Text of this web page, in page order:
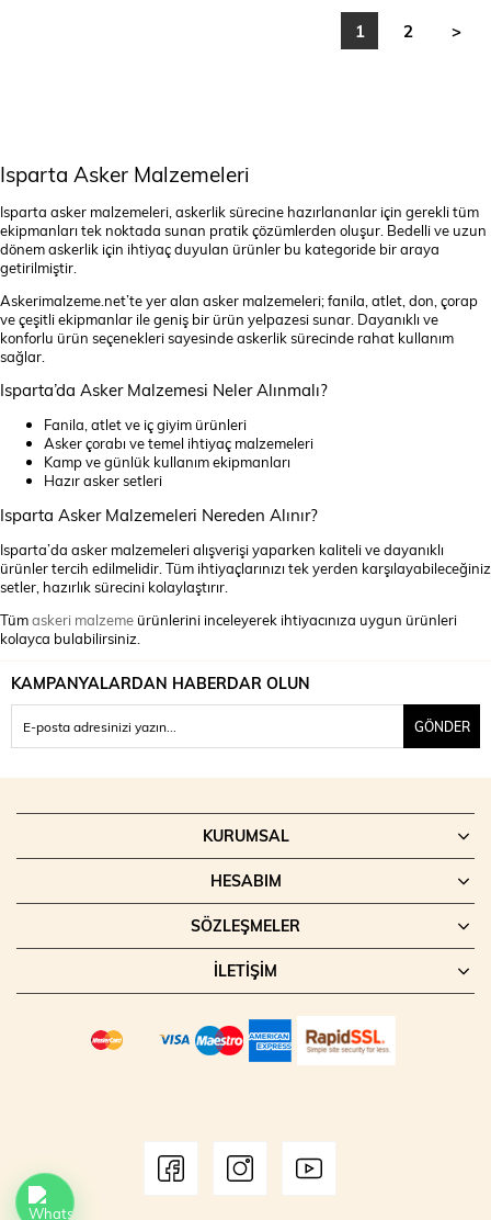
1 2 >
Isparta Asker Malzemeleri
Isparta asker malzemeleri, askerlik sürecine hazırlananlar için gerekli tüm
ekipmanları tek noktada sunan pratik çözümlerden oluşur. Bedelli ve uzun
dönem askerlik için ihtiyaç duyulan ürünler bu kategoride bir araya
getirilmiştir.
Askerimalzeme.net’te yer alan asker malzemeleri; fanila, atlet, don, çorap
ve çeşitli ekipmanlar ile geniş bir ürün yelpazesi sunar. Dayanıklı ve
konforlu ürün seçenekleri sayesinde askerlik sürecinde rahat kullanım
sağlar.
Isparta’da Asker Malzemesi Neler Alınmalı?
Fanila, atlet ve iç giyim ürünleri
Asker çorabı ve temel ihtiyaç malzemeleri
Kamp ve günlük kullanım ekipmanları
Hazır asker setleri
Isparta Asker Malzemeleri Nereden Alınır?
Isparta’da asker malzemeleri alışverişi yaparken kaliteli ve dayanıklı
ürünler tercih edilmelidir. Tüm ihtiyaçlarınızı tek yerden karşılayabileceğiniz
setler, hazırlık sürecini kolaylaştırır.
Tümaskeri malzeme ürünlerini inceleyerek ihtiyacınıza uygun ürünleri
kolayca bulabilirsiniz.
KAMPANYALARDAN HABERDAR OLUN
GÖNDER
KURUMSAL
HESABIM
SÖZLEŞMELER
İLETIŞIM